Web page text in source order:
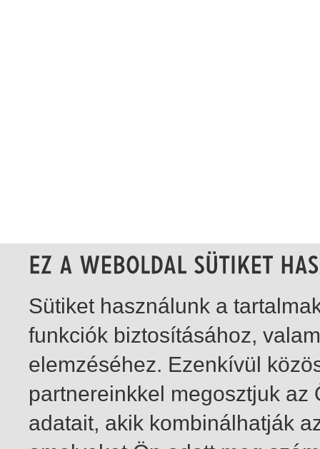
Sütiket használunk a
funkciók biztosításához,
elemzéséhez. Ezenkívül
partnereinkkel megosztjuk
adatait, akik kombinálhatják